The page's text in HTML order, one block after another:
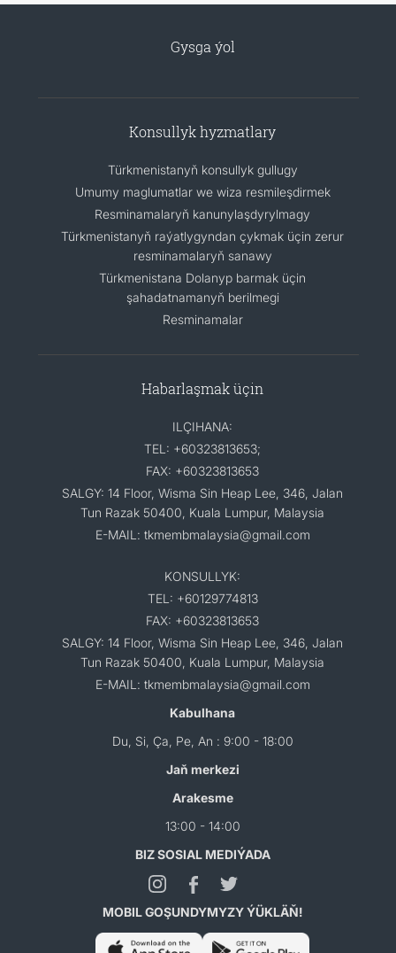
Gysga ýol
Konsullyk hyzmatlary
Türkmenistanyň konsullyk gullugy
Umumy maglumatlar we wiza resmileşdirmek
Resminamalaryň kanunylaşdyrylmagy
Türkmenistanyň raýatlygyndan çykmak üçin zerur
resminamalaryň sanawy
Türkmenistana Dolanyp barmak üçin
şahadatnamanyň berilmegi
Resminamalar
Habarlaşmak üçin
ILÇIHANA:
TEL: +60323813653;
FAX: +60323813653
SALGY: 14 Floor, Wisma Sin Heap Lee, 346, Jalan
Tun Razak 50400, Kuala Lumpur, Malaysia
E-MAIL: tkmembmalaysia@gmail.com
KONSULLYK:
TEL: +60129774813
FAX: +60323813653
SALGY: 14 Floor, Wisma Sin Heap Lee, 346, Jalan
Tun Razak 50400, Kuala Lumpur, Malaysia
E-MAIL: tkmembmalaysia@gmail.com
Kabulhana
Du, Si, Ça, Pe, An : 9:00 - 18:00
Jaň merkezi
Arakesme
13:00 - 14:00
BIZ SOSIAL MEDIÝADA
MOBIL GOŞUNDYMYZY ÝÜKLÄŇ!